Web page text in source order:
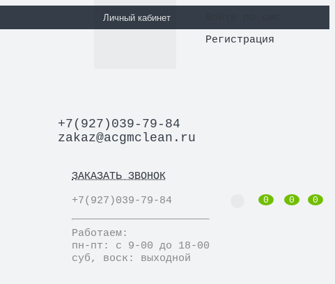
Личный кабинет
Регистрация
+7(927)039-79-84
zakaz@acgmclean.ru
ЗАКАЗАТЬ ЗВОНОК
+7(927)039-79-84
Работаем:
пн-пт: с 9-00 до 18-00
суб, воск: выходной
0 0 0